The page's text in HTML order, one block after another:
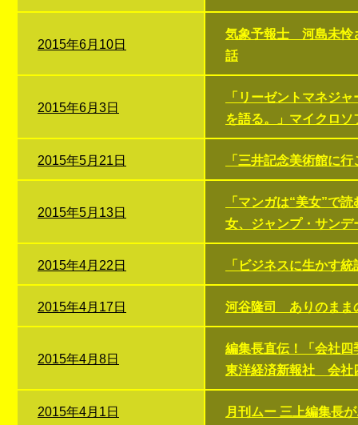
2015年6月10日
気象予報士 河島未怜
話
2015年6月3日
「リーゼントマネジ
を語る。」マイクロ
2015年5月21日 「三井記念美術館に
2015年5月13日
「マンガは“美女”で
女、ジャンプ・サン
2015年4月22日 「ビジネスに生かす
2015年4月17日 河谷隆司 ありのまま
2015年4月8日
編集長直伝！「会社
東洋経済新報社 会社
2015年4月1日 月刊ムー 三上編集長